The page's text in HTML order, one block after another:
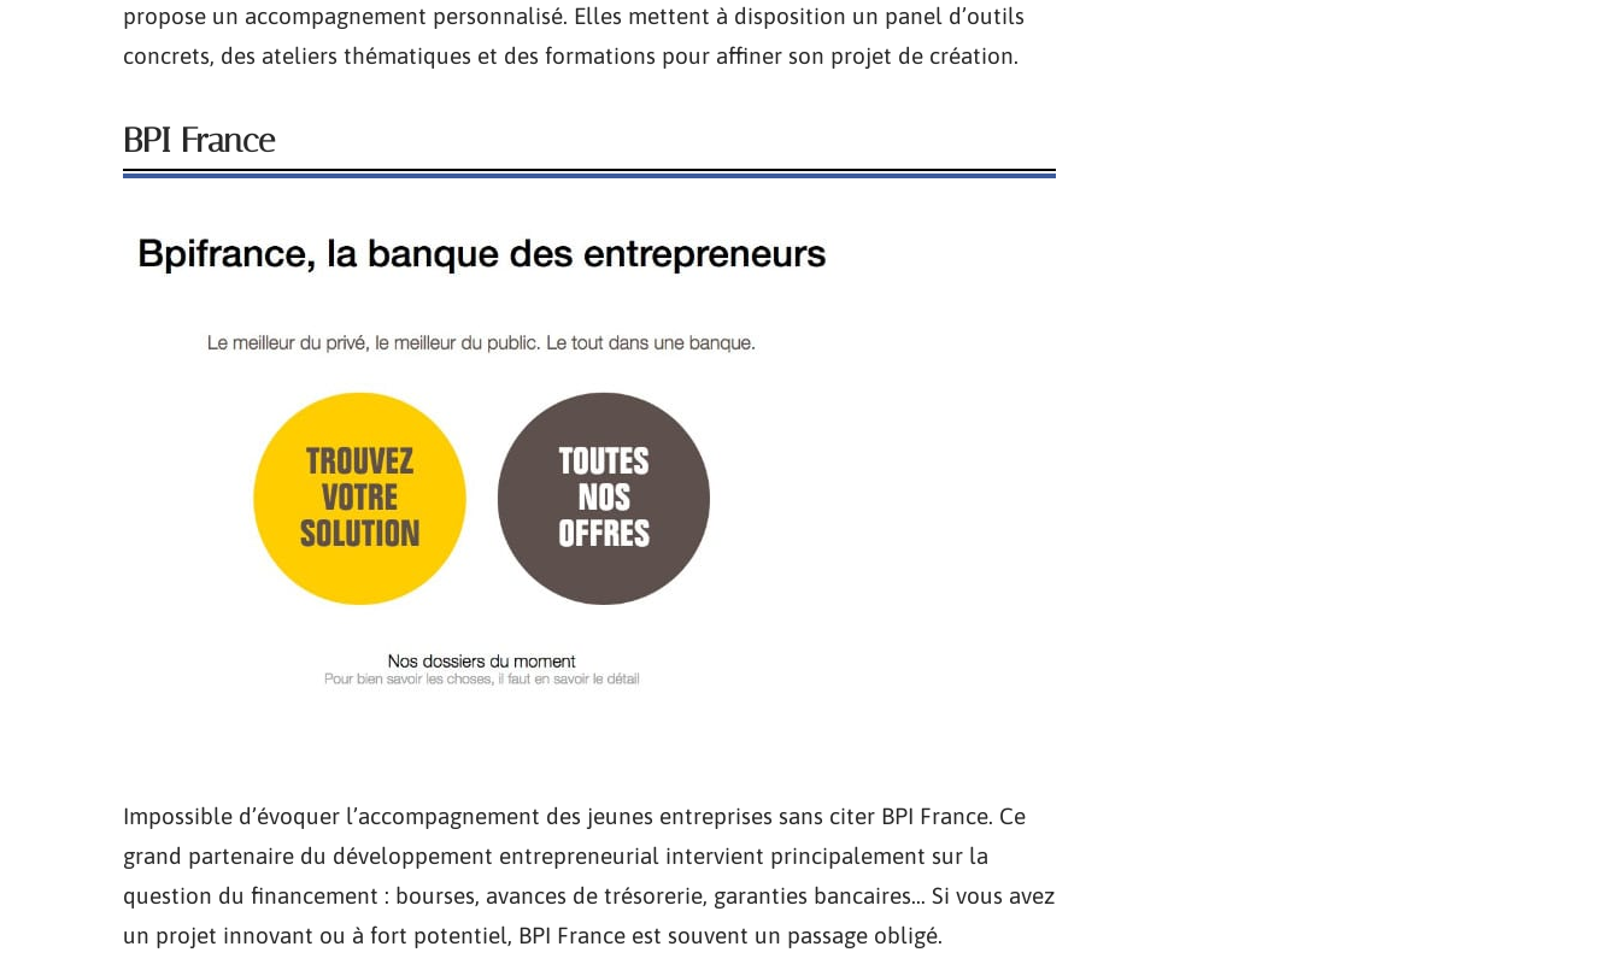
propose un accompagnement personnalisé. Elles mettent à disposition un panel d’outils
concrets, des ateliers thématiques et des formations pour affiner son projet de création.
BPI France
Impossible d’évoquer l’accompagnement des jeunes entreprises sans citer BPI France. Ce
grand partenaire du développement entrepreneurial intervient principalement sur la
question du financement : bourses, avances de trésorerie, garanties bancaires… Si vous avez
un projet innovant ou à fort potentiel, BPI France est souvent un passage obligé.